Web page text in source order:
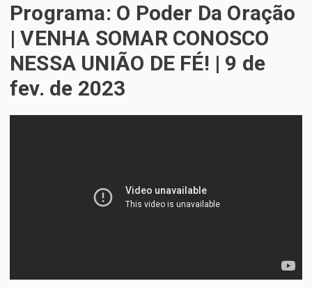
Programa: O Poder Da Oração
| VENHA SOMAR CONOSCO
NESSA UNIÃO DE FÉ! | 9 de
fev. de 2023